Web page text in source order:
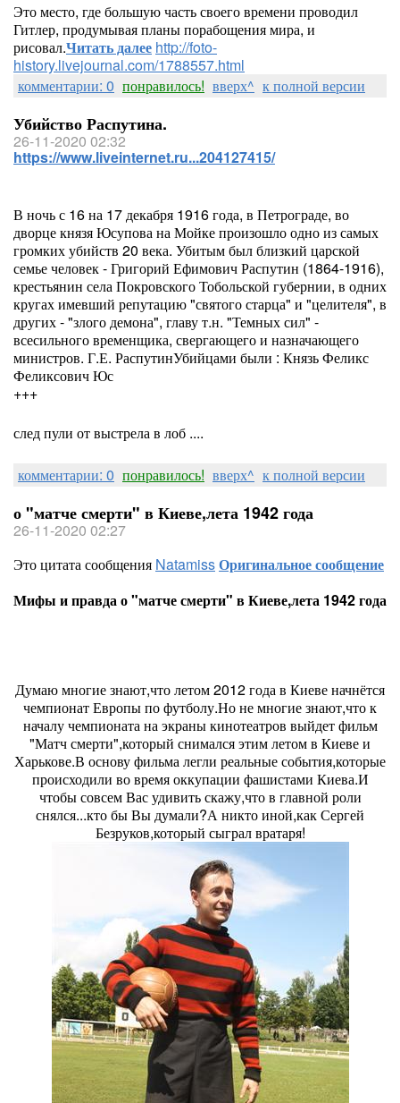
Это место, где большую часть своего времени проводил
Гитлер, продумывая планы порабощения мира, и
рисовал.Читать далее http://foto-
history.livejournal.com/1788557.html
комментарии: 0 понравилось! вверх^ к полной версии
Убийство Распутина.
26-11-2020 02:32
https://www.liveinternet.ru...204127415/
В ночь с 16 на 17 декабря 1916 года, в Петрограде, во
дворце князя Юсупова на Мойке произошло одно из самых
громких убийств 20 века. Убитым был близкий царской
семье человек - Григорий Ефимович Распутин (1864-1916),
крестьянин села Покровского Тобольской губернии, в одних
кругах имевший репутацию "святого старца" и "целителя", в
других - "злого демона", главу т.н. "Темных сил" -
всесильного временщика, свергающего и назначающего
министров. Г.Е. РаспутинУбийцами были : Князь Феликс
Феликсович Юс
+++
след пули от выстрела в лоб ....
комментарии: 0 понравилось! вверх^ к полной версии
о "матче смерти" в Киеве,лета 1942 года
26-11-2020 02:27
Это цитата сообщения NatamissОригинальное сообщение
Мифы и правда о "матче смерти" в Киеве,лета 1942 года
Думаю многие знают,что летом 2012 года в Киеве начнётся
чемпионат Европы по футболу.Но не многие знают,что к
началу чемпионата на экраны кинотеатров выйдет фильм
"Матч смерти",который снимался этим летом в Киеве и
Харькове.В основу фильма легли реальные события,которые
происходили во время оккупации фашистами Киева.И
чтобы совсем Вас удивить скажу,что в главной роли
снялся...кто бы Вы думали?А никто иной,как Сергей
Безруков,который сыграл вратаря!